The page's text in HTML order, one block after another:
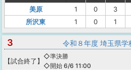
美原
1 0 3
所沢東
1 0 1
3 令和８年度 埼玉県
【試合終了 】
◇準決勝
◇開始 6/6 11:00